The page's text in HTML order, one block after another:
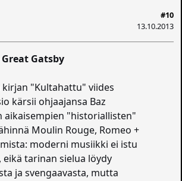
#10
13.10.2013
Great Gatsby
kirjan "Kultahattu" viides
kärsii ohjaajansa Baz
aikaisempien "historiallisten"
Moulin Rouge, Romeo +
moderni musiikki ei istu
eikä tarinan sielua löydy
ja svengaavasta, mutta